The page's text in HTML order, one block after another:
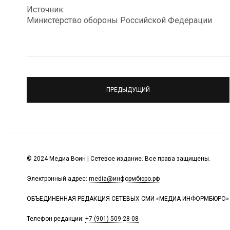
Источник:
Министерство обороны Российской Федерации
ПРЕДЫДУЩИЙ
© 2024 Медиа Воин | Сетевое издание. Все права защищены.
Электронный адрес: media@информбюро.рф
ОБЪЕДИНЕННАЯ РЕДАКЦИЯ СЕТЕВЫХ СМИ «МЕДИА ИНФОРМБЮРО»
Телефон редакции: +7 (901) 509-28-08